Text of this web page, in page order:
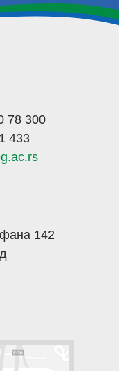
78 300
433
142